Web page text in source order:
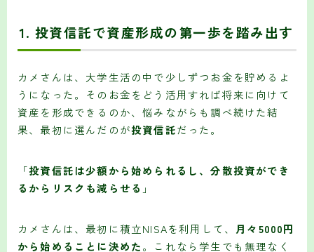
1. 投資信託で資産形成の第一歩を踏み出す
カメさんは、大学生活の中で少しずつお金を貯めるよ
うになった。そのお金をどう活用すれば将来に向けて
資産を形成できるのか、悩みながらも調べ続けた結
果、最初に選んだのが投資信託だった。
「投資信託は少額から始められるし、分散投資ができ
るからリスクも減らせる 」
カメさんは、最初に積立NISAを利用して、 月々5000円
から始めることに決めた。これなら学生でも無理なく